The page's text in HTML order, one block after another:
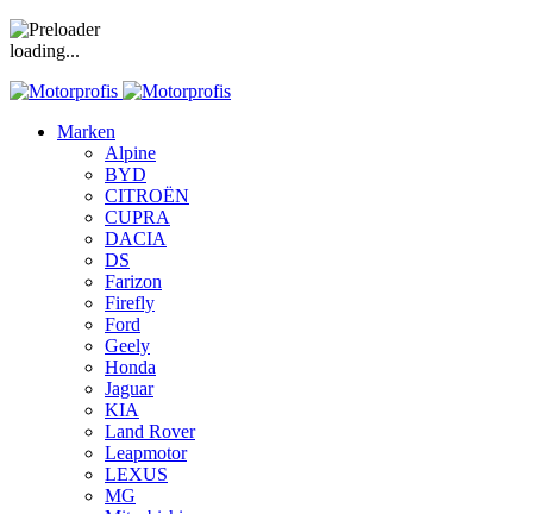
loading...
Marken
Alpine
BYD
CITROËN
CUPRA
DACIA
DS
Farizon
Firefly
Ford
Geely
Honda
Jaguar
KIA
Land Rover
Leapmotor
LEXUS
MG